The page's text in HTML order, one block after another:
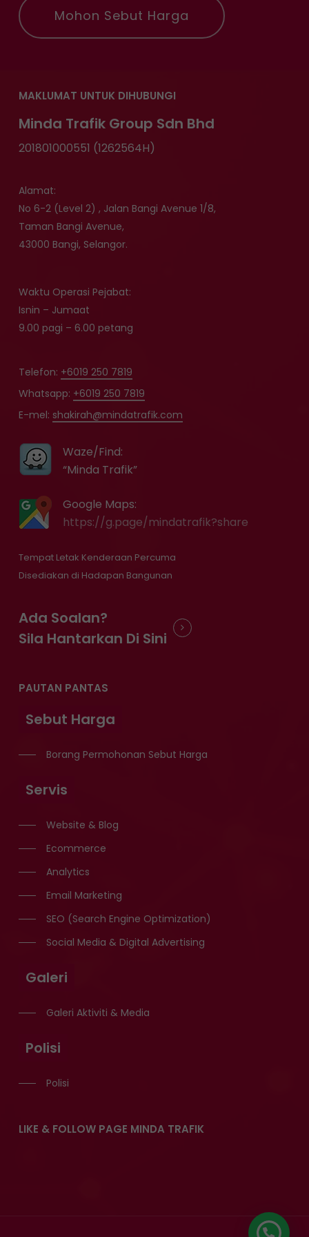
Mohon Sebut Harga
MAKLUMAT UNTUK DIHUBUNGI
Minda Trafik Group Sdn Bhd
201801000551 (1262564H)
Alamat:
No 6-2 (Level 2) , Jalan Bangi Avenue 1/8,
Taman Bangi Avenue,
43000 Bangi, Selangor.
Waktu Operasi Pejabat:
Isnin – Jumaat
9.00 pagi – 6.00 petang
Telefon: +6019 250 7819
Whatsapp: +6019 250 7819‬
E-mel: shakirah@mindatrafik.com
Waze/Find:
“Minda Trafik”
Google Maps:
https://g.page/mindatrafik?share
Tempat Letak Kenderaan Percuma
Disediakan di Hadapan Bangunan
Ada Soalan?
Sila Hantarkan Di Sini
PAUTAN PANTAS
Sebut Harga
Borang Permohonan Sebut Harga
Servis
Website & Blog
Ecommerce
Analytics
Email Marketing
SEO (Search Engine Optimization)
Social Media & Digital Advertising
Galeri
Galeri Aktiviti & Media
Polisi
Polisi
LIKE & FOLLOW PAGE MINDA TRAFIK